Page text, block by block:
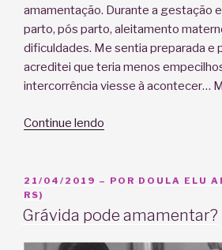
amamentação. Durante a gestação
parto, pós parto, aleitamento
dificuldades. Me sentia preparada e
acreditei que teria menos
intercorrência viesse à acontecer…
Continue lendo
e
alimentar
PUBLICADO
EM
21/04/2019 – POR DOULA ELU
RS)
Grávida pode amamentar?